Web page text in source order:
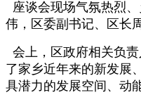
座谈会现场气氛热烈
伟，区委副书记、区长
会上，区政府相关负
了家乡近年来的新发展
具潜力的发展空间、动